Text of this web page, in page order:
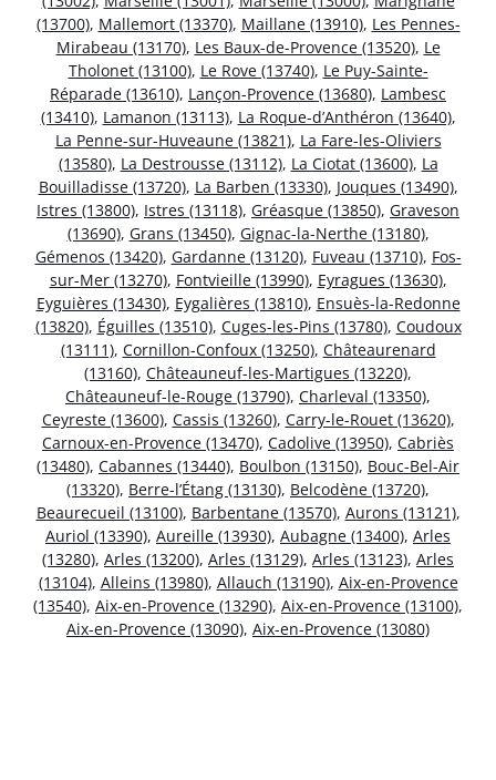
(13700), Mallemort (13370), Maillane (13910), Les Pennes-
Mirabeau (13170), Les Baux-de-Provence (13520), Le
Tholonet (13100), Le Rove (13740), Le Puy-Sainte-
Réparade (13610), Lançon-Provence (13680), Lambesc
(13410), Lamanon (13113), La Roque-d’Anthéron (13640),
La Penne-sur-Huveaune (13821), La Fare-les-Oliviers
(13580), La Destrousse (13112), La Ciotat (13600), La
Bouilladisse (13720), La Barben (13330), Jouques (13490),
Istres (13800), Istres (13118), Gréasque (13850), Graveson
(13690), Grans (13450), Gignac-la-Nerthe (13180),
Gémenos (13420), Gardanne (13120), Fuveau (13710), Fos-
sur-Mer (13270), Fontvieille (13990), Eyragues (13630),
Eyguières (13430), Eygalières (13810), Ensuès-la-Redonne
(13820), Éguilles (13510), Cuges-les-Pins (13780), Coudoux
(13111), Cornillon-Confoux (13250), Châteaurenard
(13160), Châteauneuf-les-Martigues (13220),
Châteauneuf-le-Rouge (13790), Charleval (13350),
Ceyreste (13600), Cassis (13260), Carry-le-Rouet (13620),
Carnoux-en-Provence (13470), Cadolive (13950), Cabriès
(13480), Cabannes (13440), Boulbon (13150), Bouc-Bel-Air
(13320), Berre-l’Étang (13130), Belcodène (13720),
Beaurecueil (13100), Barbentane (13570), Aurons (13121),
Auriol (13390), Aureille (13930), Aubagne (13400), Arles
(13280), Arles (13200), Arles (13129), Arles (13123), Arles
(13104), Alleins (13980), Allauch (13190), Aix-en-Provence
(13540), Aix-en-Provence (13290), Aix-en-Provence (13100),
Aix-en-Provence (13090), Aix-en-Provence (13080)